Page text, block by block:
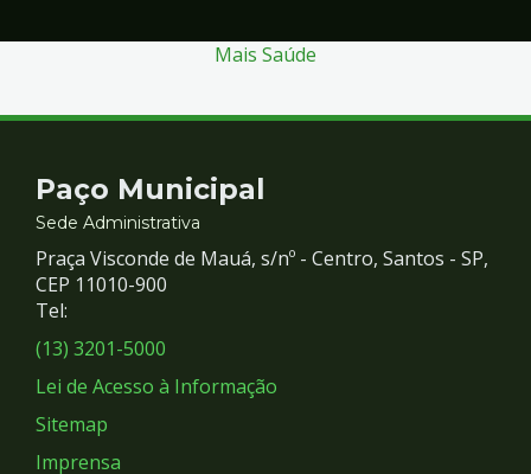
Mais Saúde
Contato
e
Redes
Sociais
Paço Municipal
Sede Administrativa
Praça Visconde de Mauá, s/nº - Centro, Santos - SP,
CEP 11010-900
Tel:
(13) 3201-5000
Lei de Acesso à Informação
Sitemap
Imprensa